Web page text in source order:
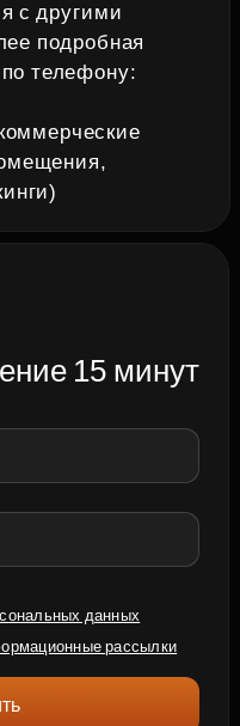
с другими
подробная
телефону:
15 минут
данных
рассылки